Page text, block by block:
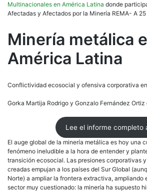
Multinacionales en América Latina donde
Afectadas y Afectados por la Minería REMA- A
Minería metálica
América Latina
Conflictividad ecosocial y ofensiva corporativa
Gorka Martija Rodrigo y Gonzalo Fernández Ortiz
Lee el informe completo
El auge global de la minería metálica es hoy una
fenómeno ineludible a la hora de entender y
transición ecosocial. Las presiones corporativas
creadas empujan a los países del Sur Global
Norte) a ampliar la frontera extractiva, ampliando
sector muy cuestionado: la minería ha supuesto